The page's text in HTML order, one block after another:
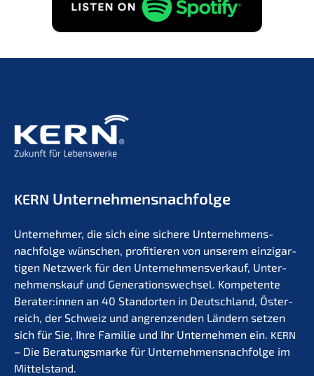
KERN Unternehmens­nachfolge
Unter­neh­mer, die sich eine siche­re Unternehmens­
nachfolge wünschen, profi­tie­ren von unserem einzig­ar­
ti­gen Netzwerk für den Unter­nehmens­verkauf, Unter­
nehmens­kauf und Generations­wechsel. Kompe­ten­te
Berater:innen an 40 Stand­or­ten in Deutsch­land, Öster­
reich, der Schweiz und angren­zen­den Ländern setzen
sich für Sie, Ihre Familie und Ihr Unter­neh­men ein. KERN
– Die Beratungs­mar­ke für Unternehmens­nachfolge im
Mittelstand.